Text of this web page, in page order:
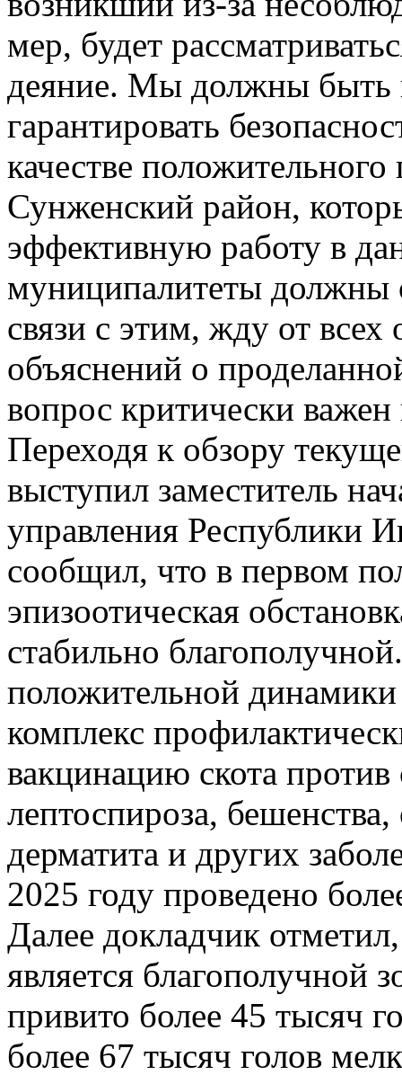
мер, будет
деяние. Мы должны быть
гарантировать
качестве
Сунженский район,
эффективную работу в
муниципалитеты должны
связи с этим, жду от
объяснений о
вопрос критически важен
Переходя к обзору
выступил заместитель
управления Республики
сообщил, что в первом
эпизоотическая
стабильно
положительной
комплекс
вакцинацию скота
лептоспироза,
дерматита и других
2025 году проведено
Далее докладчик
является благополучной
привито более 45 тысяч
более 67 тысяч голов